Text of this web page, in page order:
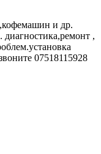
и др.
диагностика,ремонт ,
07518115928